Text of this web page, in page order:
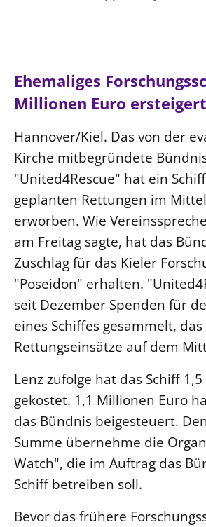
Ehemaliges
Millionen Euro ersteigert
Hannover/Kiel. Das von der
Kirche mitbegründete
"United4Rescue" hat ein
geplanten Rettungen im
erworben. Wie
am Freitag sagte, hat das
Zuschlag für das Kieler
"Poseidon" erhalten.
seit Dezember Spenden für
eines Schiffes gesammelt,
Rettungseinsätze auf dem
Lenz zufolge hat das Schiff
gekostet. 1,1 Millionen Euro
das Bündnis beigesteuert.
Summe übernehme die
Watch", die im Auftrag das
Schiff betreiben soll.
Bevor das frühere
LANDESKIRCHENAMT
Willkommen
Abteilungen des
Rechnungsprüfungsamt
Fachstelle Sexualisierte Gewalt
Beschwerdestellen
Kirchenämter
Gleichstellung
Datenschutz
Geschäftsstelle Landessynode
LANDESSYNODE
Kontakt
Hintergrund
MITARBEIT
Ehrenamt
Beruf
Freie Stellen
Positionen
Ökumene
Religionen
Nachhaltigkeit
Erneuerbare Energien
Naturschutz
Gebäude
Barrierefreiheit
Presse
Service für Gemeinden
Suche